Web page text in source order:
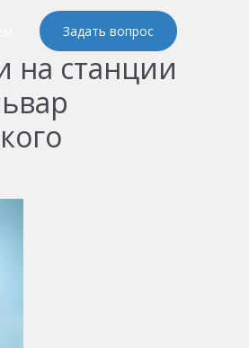
Задать вопрос
на станции